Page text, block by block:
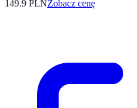
149.9 PLNZobacz cenę